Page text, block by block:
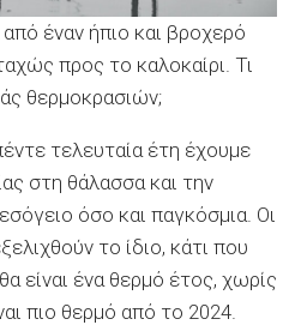
έναν ήπιο και βροχερό
προς το καλοκαίρι. Τι
θερμοκρασιών;
τελευταία έτη έχουμε
στη θάλασσα και την
όσο και παγκόσμια. Οι
το ίδιο, κάτι που
είναι ένα θερμό έτος, χωρίς
πιο θερμό από το 2024.